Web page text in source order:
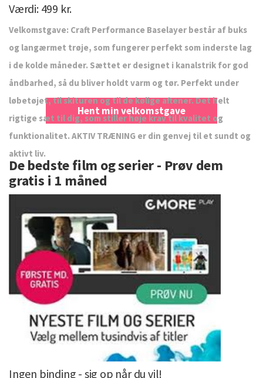
Værdi: 499 kr.
Velkomstgave: Craft Performance Baselayer består af buks
og langærmet trøje, som fungerer perfekt som inderste lag
i de kolde måneder. Sættet er designet i kanalstrik for god
åndbarhed, så du bliver holdt varm og tør. Perfekt under
løbetøjet, til skituren og til de kølige aftener. Det helt
rigtige sæt til dig, som stiller høje krav til kvalitet og
funktionalitet. AKTIV TRÆNING er din genvej til et sundt og
aktivt liv.
Hent min velkomstgave
De bedste film og serier - Prøv dem
gratis i 1 måned
Ingen binding - sig op når du vil!